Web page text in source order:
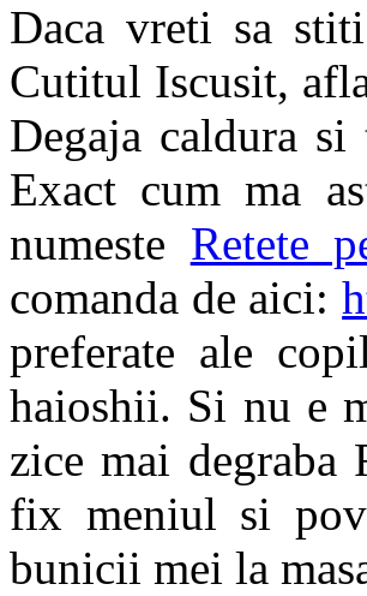
Daca vreti sa
Cutitul Iscusit,
Degaja caldura
Exact cum ma
numeste Retete
comanda de aici:
preferate ale
haioshii. Si nu e
zice mai
fix meniul si
bunicii mei la